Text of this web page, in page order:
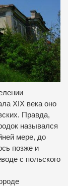
XIX века оно
Правда,
назывался
мере, до
позже и
с польского